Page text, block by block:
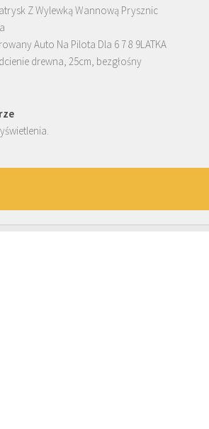
Z Wylewką Wannową Prysznic
Auto Na Pilota Dla 6 7 8 9LATKA
drewna, 25cm, bezgłośny